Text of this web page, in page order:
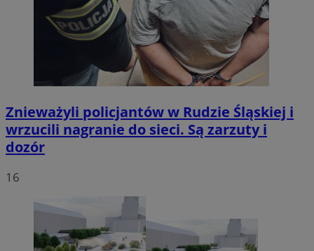
Znieważyli policjantów w Rudzie Śląskiej i
wrzucili nagranie do sieci. Są zarzuty i
dozór
16